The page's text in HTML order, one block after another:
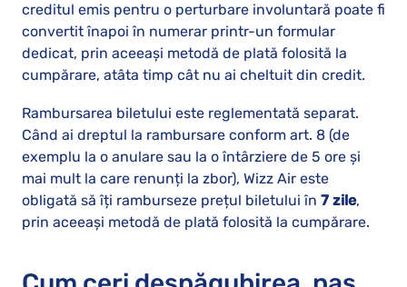
creditul emis pentru o perturbare involuntară poate fi
convertit înapoi în numerar printr-un formular
dedicat, prin aceeași metodă de plată folosită la
cumpărare, atâta timp cât nu ai cheltuit din credit.
Rambursarea biletului este reglementată separat.
Când ai dreptul la rambursare conform art. 8 (de
exemplu la o anulare sau la o întârziere de 5 ore și
mai mult la care renunți la zbor), Wizz Air este
obligată să îți ramburseze prețul biletului în 7 zile,
prin aceeași metodă de plată folosită la cumpărare.